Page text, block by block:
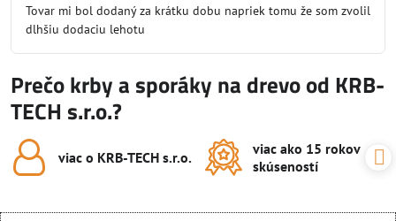
5
Tovar mi bol dodaný za krátku dobu napriek tomu že som zvolil
dlhšiu dodaciu lehotu
Prečo krby a sporáky na drevo od KRB-
TECH s.r.o.?
viac o KRB-TECH s​.r​.o​.
viac ako 15 rokov
skúseností